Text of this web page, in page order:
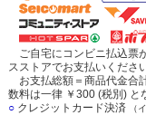
ご自宅にコンビニ払込票
スストアでお支払いください
お支払総額＝商品代金合
数料は一律 ￥300 (税別) と
○クレジットカード決済 （